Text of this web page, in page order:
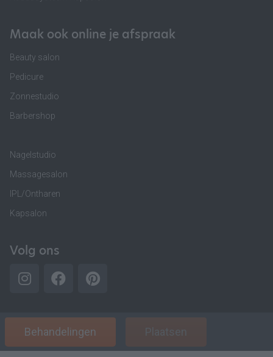
Maak ook online je afspraak
Beauty salon
Pedicure
Zonnestudio
Barbershop
Nagelstudio
Massagesalon
IPL/Ontharen
Kapsalon
Volg ons
Behandelingen Plaatsen